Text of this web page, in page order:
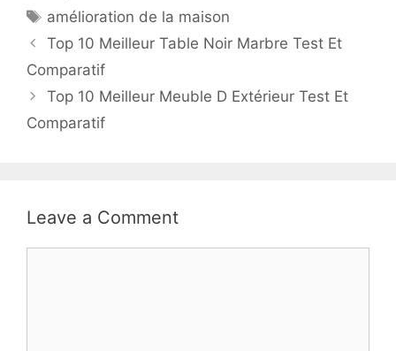
amélioration de la maison
Top 10 Meilleur Table Noir Marbre Test Et
Comparatif
Top 10 Meilleur Meuble D Extérieur Test Et
Comparatif
Leave a Comment